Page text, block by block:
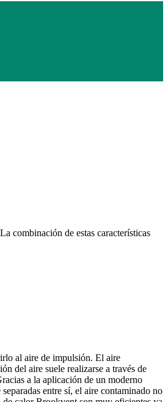
combinación de estas características
al aire de impulsión. El aire
del aire suele realizarse a través de
a la aplicación de un moderno
entre sí, el aire contaminado no